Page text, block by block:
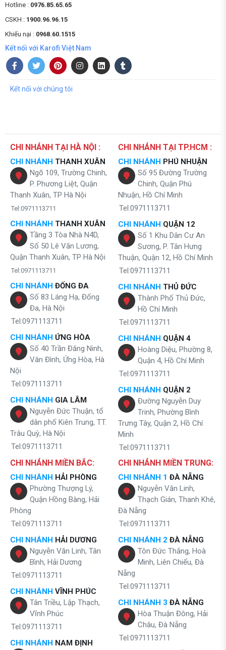
Hotline : 0976.85.65.65
CSKH : 1900.96.96.15
Khiếu nại : 0968.60.1515
Kết nối với Karofi Việt Nam
Kết nối với chúng tôi
CHI NHÁNH TẠI HÀ NỘI :
CHI NHÁNH THANH XUÂN
Ngõ 109, Trường Chinh,
P. Phương Liệt, Quận
Thanh Xuân, TP Hà Nội
Tel:0971113711
CHI NHÁNH THANH XUÂN
Tầng 3 Tòa Nhà N4D,
Số 50 Lê Văn Lương,
Quận Thanh Xuân, TP Hà Nội
Tel:0971113711
CHI NHÁNH ĐỐNG ĐA
Số 83 Láng Hạ, Đống
Đa, Hà Nội
Tel:0971113711
CHI NHÁNH ỨNG HÒA
Số 40 Trần Đăng Ninh,
Vân Đình, Ứng Hòa, Hà
Nội
Tel:0971113711
CHI NHÁNH GIA LÂM
Nguyễn Đức Thuận, tổ
dân phố Kiên Trung, TT.
Trâu Quỳ, Hà Nội
Tel:0971113711
CHI NHÁNH TẠI TP.HCM :
CHI NHÁNH PHÚ NHUẬN
Số 95 Đường Trường
Chinh, Quận Phú
Nhuận, Hồ Chí Minh
Tel:0971113711
CHI NHÁNH QUẬN 12
Số 1 Khu Dân Cư An
Sương, P. Tân Hưng
Thuận, Quận 12, Hồ Chí Minh
Tel:0971113711
CHI NHÁNH THỦ ĐỨC
Thành Phố Thủ Đức,
Hồ Chí Minh
Tel:0971113711
CHI NHÁNH QUẬN 4
Hoàng Diệu, Phường 8,
Quận 4, Hồ Chí Minh
Tel:0971113711
CHI NHÁNH QUẬN 2
Đường Nguyễn Duy
Trinh, Phường Bình
Trưng Tây, Quận 2, Hồ Chí
Minh
Tel:0971113711
CHI NHÁNH MIỀN BẮC:
CHI NHÁNH HẢI PHÒNG
Phường Thượng Lý,
Quận Hồng Bàng, Hải
Phòng
Tel:0971113711
CHI NHÁNH HẢI DƯƠNG
Nguyễn Văn Linh, Tân
Bình, Hải Dương
Tel:0971113711
CHI NHÁNH VĨNH PHÚC
Tân Triều, Lập Thạch,
Vĩnh Phúc
Tel:0971113711
CHI NHÁNH NAM ĐỊNH
CHI NHÁNH MIỀN TRUNG:
CHI NHÁNH 1 ĐÀ NẴNG
Nguyễn Văn Linh,
Thạch Gián, Thanh Khê,
Đà Nẵng
Tel:0971113711
CHI NHÁNH 2 ĐÀ NẴNG
Tôn Đức Thắng, Hoà
Minh, Liên Chiểu, Đà
Nẵng
Tel:0971113711
CHI NHÁNH 3 ĐÀ NẴNG
Hòa Thuận Đông, Hải
Châu, Đà Nẵng
Tel:0971113711